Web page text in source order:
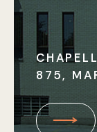
875,